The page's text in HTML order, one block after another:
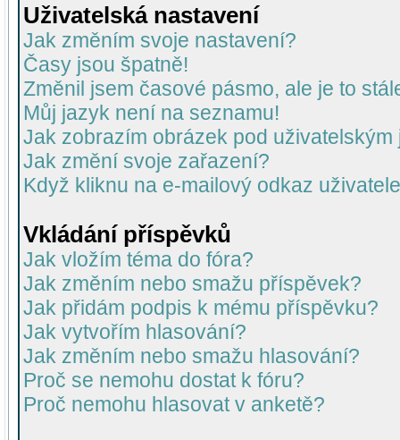
Uživatelská nastavení
Jak změním svoje nastavení?
Časy jsou špatně!
Změnil jsem časové pásmo, ale je to
Můj jazyk není na seznamu!
Jak zobrazím obrázek pod uživatelským
Jak změní svoje zařazení?
Když kliknu na e-mailový odkaz
Vkládání příspěvků
Jak vložím téma do fóra?
Jak změním nebo smažu příspěvek?
Jak přidám podpis k mému příspěvku?
Jak vytvořím hlasování?
Jak změním nebo smažu hlasování?
Proč se nemohu dostat k fóru?
Proč nemohu hlasovat v anketě?